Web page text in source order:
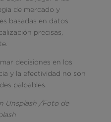
de mercado y
basadas en datos
precisas,
decisiones en los
y la efectividad no son
palpables.
Unsplash /Foto de